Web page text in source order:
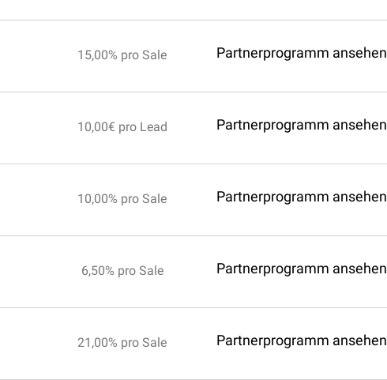
15,00% pro Sale Partnerprogramm ansehen
10,00€ pro Lead Partnerprogramm ansehen
10,00% pro Sale Partnerprogramm ansehen
6,50% pro Sale Partnerprogramm ansehen
21,00% pro Sale Partnerprogramm ansehen